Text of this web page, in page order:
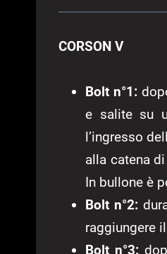
CORSON V
Bolt n°1:
e salite su
l’ingresso
alla catena
In bullone è
Bolt n°2:
raggiungere
Bolt n°3: